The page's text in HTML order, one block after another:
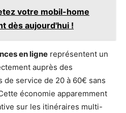
votre mobil-home
dès aujourd'hui !
en ligne représentent un
auprès des
de service de 20 à 60€ sans
économie apparemment
sur les itinéraires multi-